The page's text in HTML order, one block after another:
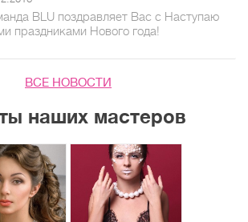
BLU поздравляет Вас с Наступаю
праздниками Нового года!
ВСЕ НОВОСТИ
наших мастеров